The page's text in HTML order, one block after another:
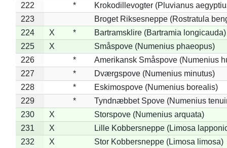
222
*
Krokodillevogter (Pluvianus
223
Broget Riksesneppe (Rostratula
224
X *
Bartramsklire (Bartramia longicauda)
225
X
Småspove (Numenius phaeopus)
226
*
Amerikansk Småspove (Numenius
227
*
Dværgspove (Numenius minutus)
228
*
Eskimospove (Numenius borealis)
229
*
Tyndnæbbet Spove (Numenius
230
X
Storspove (Numenius arquata)
231
X
Lille Kobbersneppe (Limosa
232
X Stor Kobbersneppe (Limosa limosa)